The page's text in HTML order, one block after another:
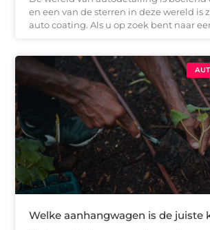
en een van de sterren in deze wereld is
auto coating. Als u op zoek bent naar
Welke aanhangwagen is de juiste